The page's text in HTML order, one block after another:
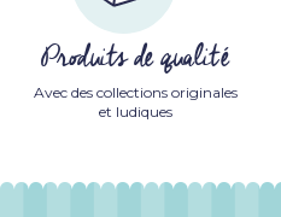
Produits de qualité
Avec des collections originales
et ludiques